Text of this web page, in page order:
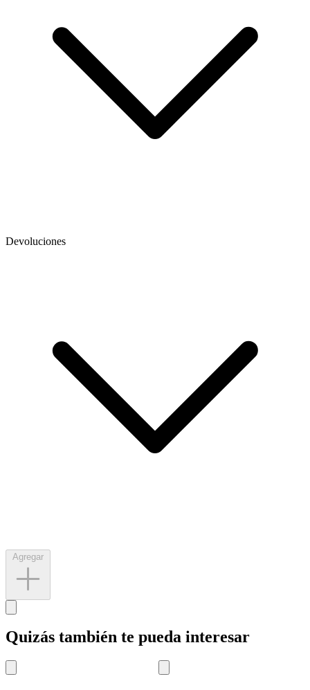
Devoluciones
Quizás también te pueda interesar